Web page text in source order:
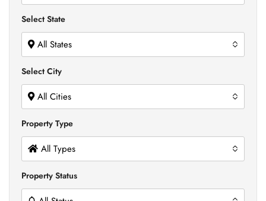
Select State
All States
Select City
All Cities
Property Type
All Types
Property Status